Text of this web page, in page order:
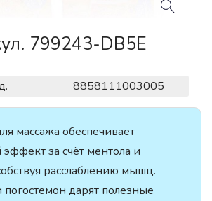
799243-DB5E
8858111003005
массажа обеспечивает
за счёт ментола и
расслаблению мышц.
дарят полезные